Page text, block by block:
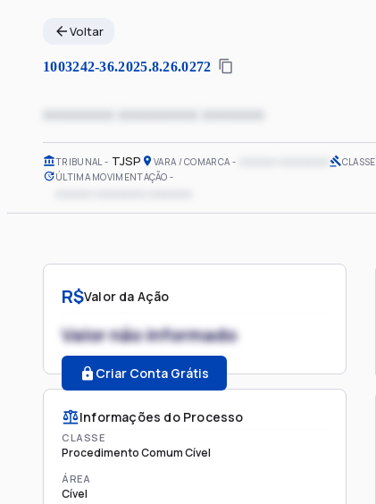
Voltar
1003242-36.2025.8.26.0272
xxxxxxxx xxxxxxxxx xxxxxxx
TRIBUNAL TJSP VARA / COMARCA CLASSE
ÚLTIMA MOVIMENTAÇÃO
R$Valor da Ação
Valor não informado
Criar Conta Grátis
Informações do Processo
CLASSE
Procedimento Comum Cível
ÁREA
Cível